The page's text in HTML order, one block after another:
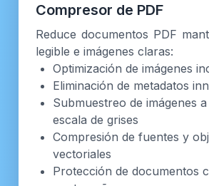
Compresor de PDF
Reduce documentos PDF
legible e imágenes claras:
Optimización de imágenes
Eliminación de metadatos
Submuestreo de imágenes
escala de grises
Compresión de fuentes y
vectoriales
Protección de documentos